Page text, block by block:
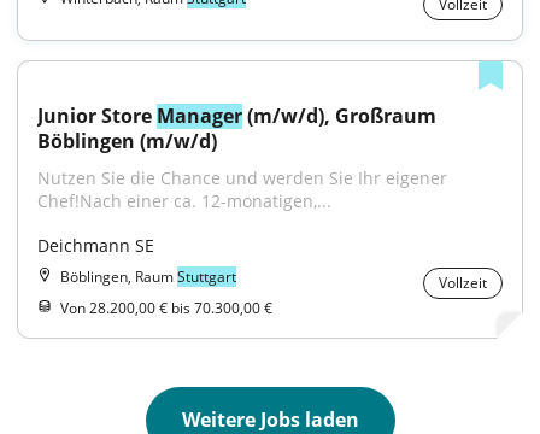
Vollzeit
Junior Store Manager (m/w/d), Großraum
Böblingen (m/w/d)
Nutzen Sie die Chance und werden Sie Ihr eigener
Chef!Nach einer ca. 12-monatigen,...
Deichmann SE
Böblingen, RaumStuttgart
Vollzeit
Von 28.200,00 € bis 70.300,00 €
Weitere Jobs laden